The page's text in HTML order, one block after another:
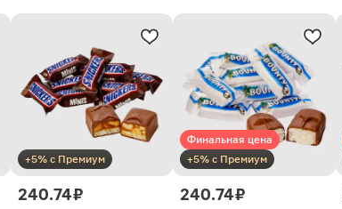
+5% с Премиум
240.74 ₽
Финальная цена
+5% с Премиум
240.74 ₽